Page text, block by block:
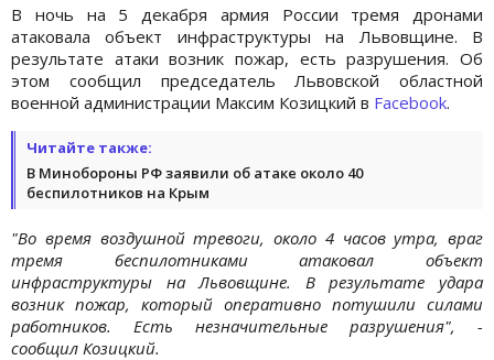
В ночь на 5 декабря армия России тремя дронами
атаковала объект инфраструктуры на Львовщине. В
результате атаки возник пожар, есть разрушения. Об
этом сообщил председатель Львовской областной
военной администрации Максим Козицкий в Facebook.
Читайте также:
В Минобороны РФ заявили об атаке около 40
беспилотников на Крым
"Во время воздушной тревоги, около 4 часов утра, враг
тремя беспилотниками атаковал объект
инфраструктуры на Львовщине. В результате удара
возник пожар, который оперативно потушили силами
работников. Есть незначительные разрушения", -
сообщил Козицкий.